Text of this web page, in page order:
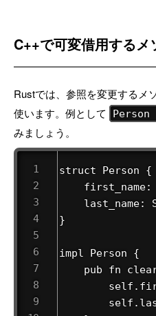
C++で可変借用するメ
Rustでは、参照を変更するメ
使います。例として
Person
みましょう。
struct Person {
first_name:
last_name:
}
impl Person {
pub fn